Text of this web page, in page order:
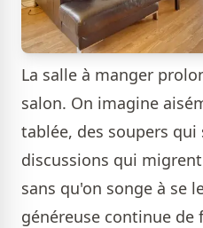
La salle à manger
salon. On imagine
tablée, des soupers qui
discussions qui
sans qu'on songe à se
généreuse continue